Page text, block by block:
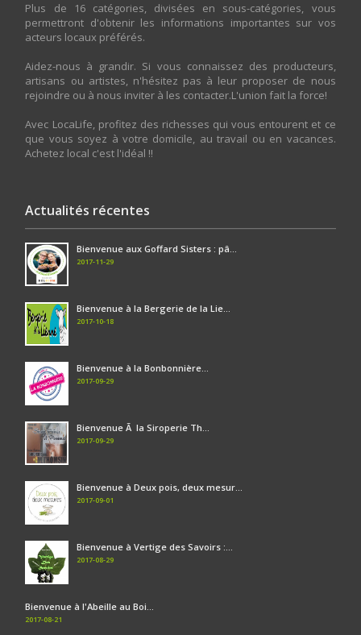
Plus de 16 catégories, divisées en sous-catégories, vous
permettront d'obtenir les informations importantes sur vos
acteurs locaux préférés.
Aidez-nous à grandir. Si vous connaissez des producteurs,
artisans ou artistes, n'hésitez pas à leur proposer de nous
rejoindre ou à nous inviter à les contacter.L'union fait la force!
Avec LocaLife, profitez des richesses qui vous entourent et ce
que vous soyez à votre domicile, au travail ou en vacances.
Achetez local c'est l'idéal !!
Actualités récentes
Bienvenue aux Goffard Sisters : pâ...
2017-11-29
Bienvenue à la Bergerie de la Lie...
2017-10-18
Bienvenue à la Bonbonnière...
2017-09-29
Bienvenue Ã la Siroperie Th...
2017-09-29
Bienvenue à Deux pois, deux mesur...
2017-09-01
Bienvenue à Vertige des Savoirs :...
2017-08-29
Bienvenue à l'Abeille au Boi...
2017-08-21